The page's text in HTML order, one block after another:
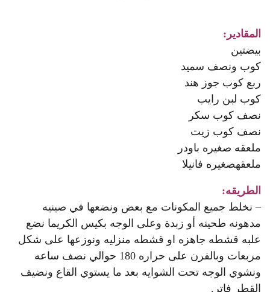
المقادير:
بيضتين
كوب ونصف سميد
ربع كوب جوز هند
كوب لبن رايب
نصف كوب سكر
نصف كوب زيت
ملعقه صغيره باودر
ملعقهصغيره فانيلا
الطريقه:
– نخلط جميع المكونات مع بعض ونضعها في صينيه
مدهونه طحينه أو زبدة وعلى الوجه بكيس الكريما نضع
علبه قشطه جاهزه او قشطه منزليه ونوزعها على شكل
مربعات وبالفرن على حراره 180 حوالي نصف ساعه
ونشوي الوجه تحت الشوايه بعد ما يستوي القاع ونضيف
القطر فاتر.